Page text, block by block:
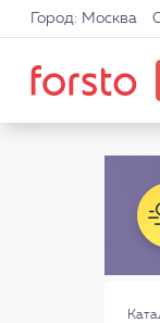
Город: Москва